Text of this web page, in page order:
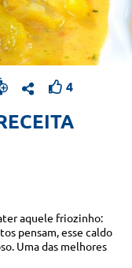
4
aquele friozinho:
pensam, esse caldo
Uma das melhores